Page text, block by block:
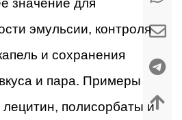
эмульсии, контроля
и сохранения
и пара. Примеры
полисорбаты и